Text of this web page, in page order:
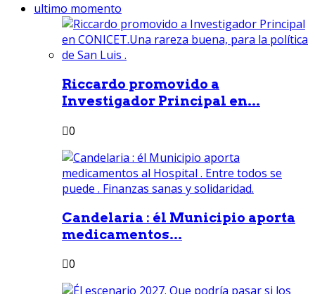
ultimo momento
Riccardo promovido a
Investigador Principal en...
0
Candelaria : él Municipio aporta
medicamentos...
0